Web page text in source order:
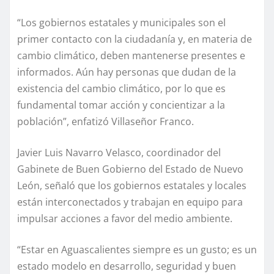
“Los gobiernos estatales y municipales son el
primer contacto con la ciudadanía y, en materia de
cambio climático, deben mantenerse presentes e
informados. Aún hay personas que dudan de la
existencia del cambio climático, por lo que es
fundamental tomar acción y concientizar a la
población”, enfatizó Villaseñor Franco.
Javier Luis Navarro Velasco, coordinador del
Gabinete de Buen Gobierno del Estado de Nuevo
León, señaló que los gobiernos estatales y locales
están interconectados y trabajan en equipo para
impulsar acciones a favor del medio ambiente.
“Estar en Aguascalientes siempre es un gusto; es un
estado modelo en desarrollo, seguridad y buen